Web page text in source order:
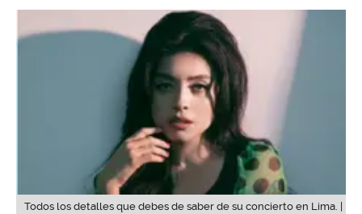
Todos los detalles que debes de saber de su concierto en Lima. |